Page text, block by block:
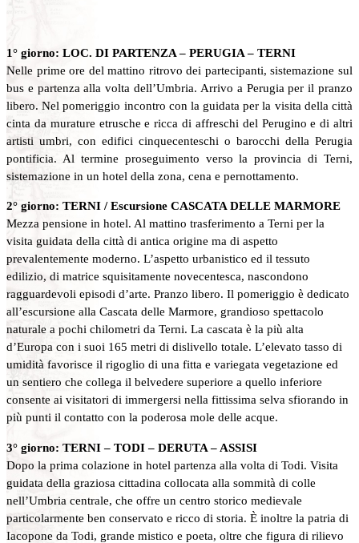
1° giorno: LOC. DI PARTENZA – PERUGIA – TERNI
Nelle prime ore del mattino ritrovo dei partecipanti, sistemazione sul
bus e partenza alla volta dell’Umbria. Arrivo a Perugia per il pranzo
libero. Nel pomeriggio incontro con la guidata per la visita della città
cinta da murature etrusche e ricca di affreschi del Perugino e di altri
artisti umbri, con edifici cinquecenteschi o barocchi della Perugia
pontificia. Al termine proseguimento verso la provincia di Terni,
sistemazione in un hotel della zona, cena e pernottamento.
2° giorno: TERNI / Escursione CASCATA DELLE MARMORE
Mezza pensione in hotel. Al mattino trasferimento a Terni per la
visita guidata della città di antica origine ma di aspetto
prevalentemente moderno. L’aspetto urbanistico ed il tessuto
edilizio, di matrice squisitamente novecentesca, nascondono
ragguardevoli episodi d’arte. Pranzo libero. Il pomeriggio è dedicato
all’escursione alla Cascata delle Marmore, grandioso spettacolo
naturale a pochi chilometri da Terni. La cascata è la più alta
d’Europa con i suoi 165 metri di dislivello totale. L’elevato tasso di
umidità favorisce il rigoglio di una fitta e variegata vegetazione ed
un sentiero che collega il belvedere superiore a quello inferiore
consente ai visitatori di immergersi nella fittissima selva sfiorando in
più punti il contatto con la poderosa mole delle acque.
3° giorno: TERNI – TODI – DERUTA – ASSISI
Dopo la prima colazione in hotel partenza alla volta di Todi. Visita
guidata della graziosa cittadina collocata alla sommità di colle
nell’Umbria centrale, che offre un centro storico medievale
particolarmente ben conservato e ricco di storia. È inoltre la patria di
Iacopone da Todi, grande mistico e poeta, oltre che figura di rilievo